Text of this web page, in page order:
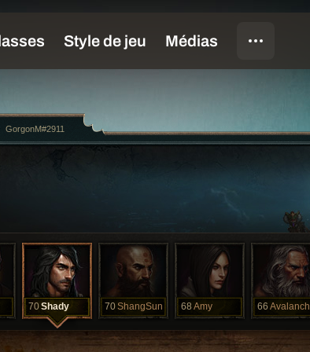
70Shady 70ShangSun 68 Amy 66
GorgonM#2911